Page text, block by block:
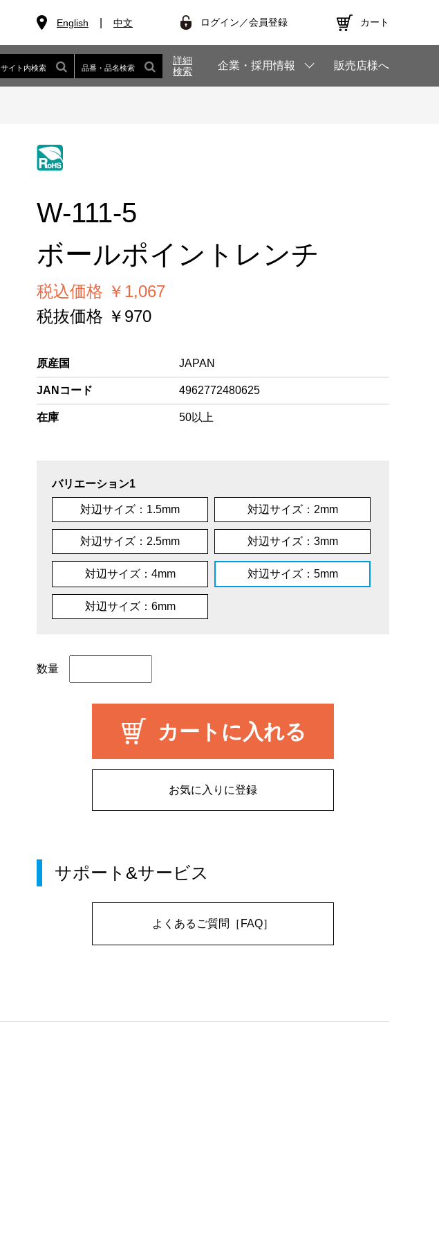
English 中文 ログイン／会員登録 カート
サイト内検索 品番・品名検索
詳細
検索
企業・採用情報 販売店様へ
W-111-5
ボールポイントレンチ
税込価格 ￥1,067
税抜価格 ￥970
原産国 JAPAN
JANコード 4962772480625
在庫 50以上
バリエーション1
対辺サイズ：1.5mm 対辺サイズ：2mm
対辺サイズ：2.5mm 対辺サイズ：3mm
対辺サイズ：4mm 対辺サイズ：5mm
対辺サイズ：6mm
数量
カートに入れる
お気に入りに登録
サポート&サービス
よくあるご質問［FAQ］